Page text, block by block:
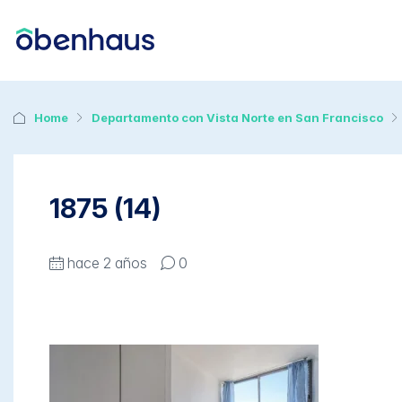
Home Departamento con Vista Norte en San Francisco
1875 (14)
hace 2 años 0